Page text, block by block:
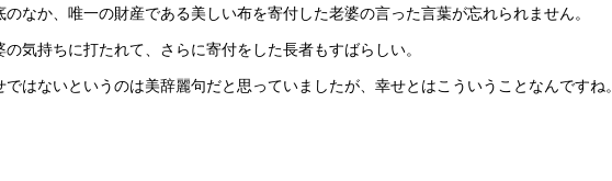
なか、唯一の財産である美しい布を寄付した老婆の言った言葉が忘れられません。
気持ちに打たれて、さらに寄付をした長者もすばらしい。
はないというのは美辞麗句だと思っていましたが、幸せとはこういうことなんですね。